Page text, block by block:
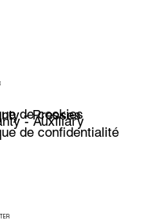
de cookies
de confidentialité
- Presses
- Auxiliary